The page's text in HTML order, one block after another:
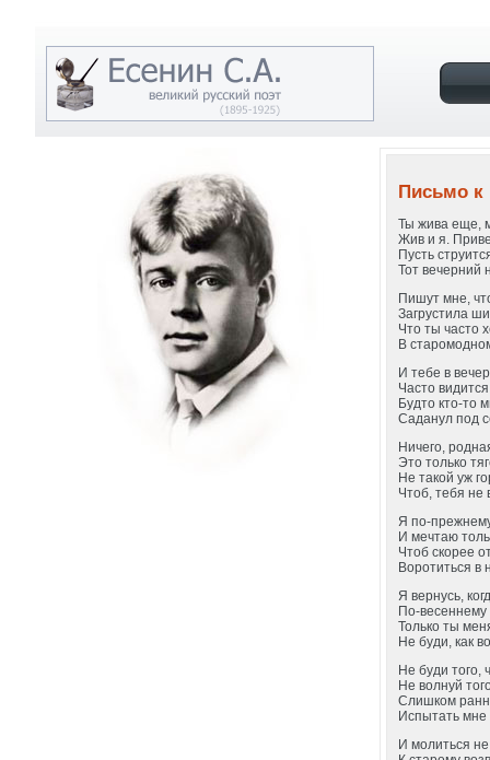
Письмо к
Ты жива еще,
Жив и я.
Пусть
Тот вечерний
Пишут мне,
Загрустила
Что ты часто
В
И тебе в
Часто
Будто кто-то
Саданул под
Ничего,
Это только
Не такой уж
Чтоб, тебя не
Я по-
И мечтаю
Чтоб скорее
Воротиться в
Я вернусь,
По-
Только ты
Не буди, как
Не буди того,
Не волнуй
Слишком
Испытать мне
И молиться